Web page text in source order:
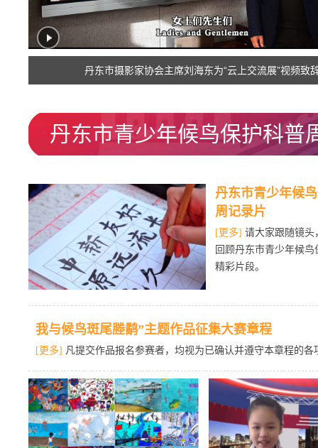
丹东市摄影家协会主席刘海东为“云上交流展”视频致
丹东市青少年候鸟保护科普
丹东市青少年候
周记录片
[更多]
回顾丹东市青少年候
精彩片段。
我与候鸟斑尾塍鹬”主题作品征集大赛章程
[更多] 凡提交作品报名参赛者，均视为已确认并遵守本章程的各